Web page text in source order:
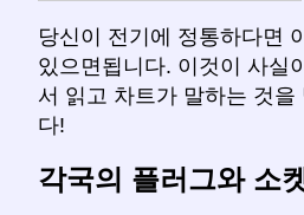
당신이 전기에 정통하다면
있으면됩니다. 이것이 사실
서 읽고 차트가 말하는 것을
다!
각국의 플러그와 소